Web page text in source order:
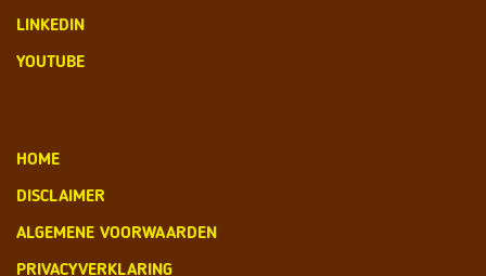
LINKEDIN
YOUTUBE
HOME
DISCLAIMER
ALGEMENE VOORWAARDEN
PRIVACYVERKLARING